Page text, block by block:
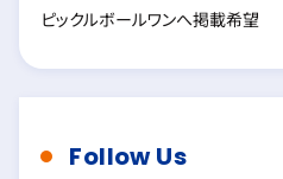
ピックルボールワンへ掲載希望
Follow Us